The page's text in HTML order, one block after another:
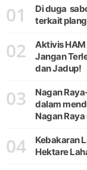
01
Di duga
terkait
02
Aktivis
Jangan
dan Jadup!
03
Nagan
dalam
Nagan
Kecamatan
04
Kebakaran
Hektare